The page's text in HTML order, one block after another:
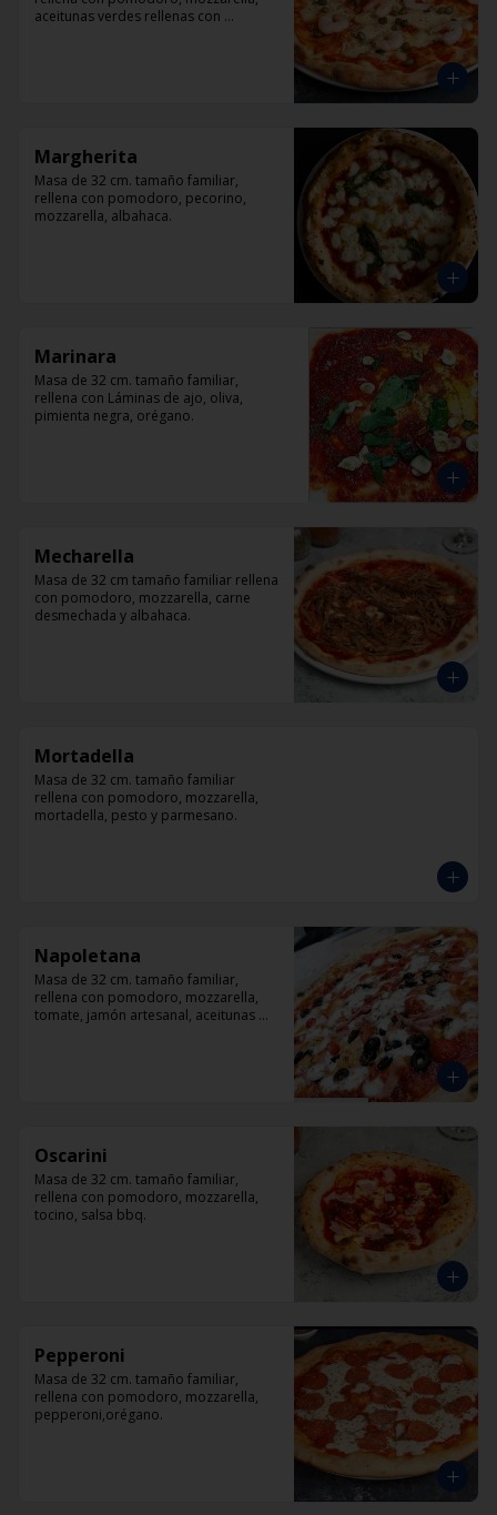
aceitunas verdes rellenas con
Margherita
Masa de 32 cm. tamaño familiar,
rellena con pomodoro, pecorino,
mozzarella, albahaca.
Marinara
Masa de 32 cm. tamaño familiar,
rellena con Láminas de ajo, oliva,
pimienta negra, orégano.
Mecharella
Masa de 32 cm tamaño familiar rellena
con pomodoro, mozzarella, carne
desmechada y albahaca.
Mortadella
Masa de 32 cm. tamaño familiar
rellena con pomodoro, mozzarella,
mortadella, pesto y parmesano.
Napoletana
Masa de 32 cm. tamaño familiar,
rellena con pomodoro, mozzarella,
tomate, jamón artesanal, aceitunas
Oscarini
Masa de 32 cm. tamaño familiar,
rellena con pomodoro, mozzarella,
tocino, salsa bbq.
Pepperoni
Masa de 32 cm. tamaño familiar,
rellena con pomodoro, mozzarella,
pepperoni,orégano.